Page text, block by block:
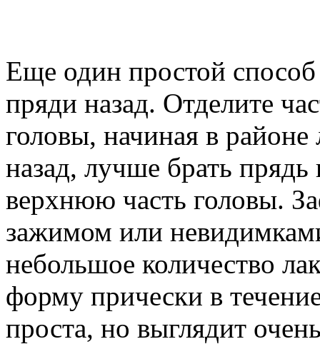
Еще один простой способ
пряди назад. Отделите
головы, начиная в
назад, лучше брать
верхнюю часть головы.
зажимом или
небольшое количество
форму прически в
проста, но выглядит